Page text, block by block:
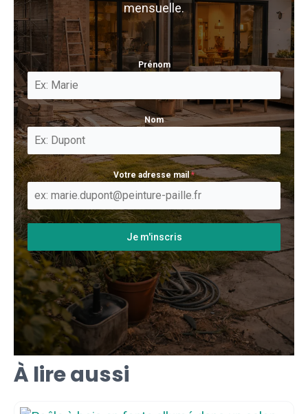
mensuelle.
Prénom
Nom
Votre adresse mail*
Je m'inscris
À lire aussi